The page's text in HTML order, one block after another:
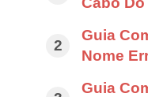
Guia
Nome
Guia